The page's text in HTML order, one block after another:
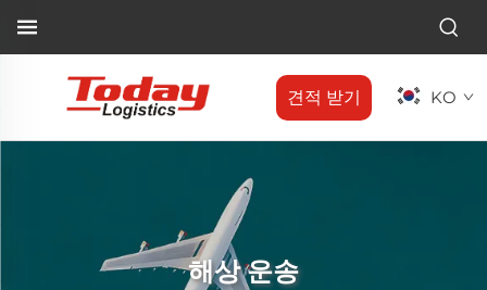
견적 받기 KO
해상 운송